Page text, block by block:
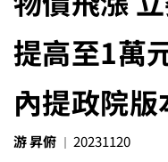
提高至1萬
內提政院
游 昇俯 20231120